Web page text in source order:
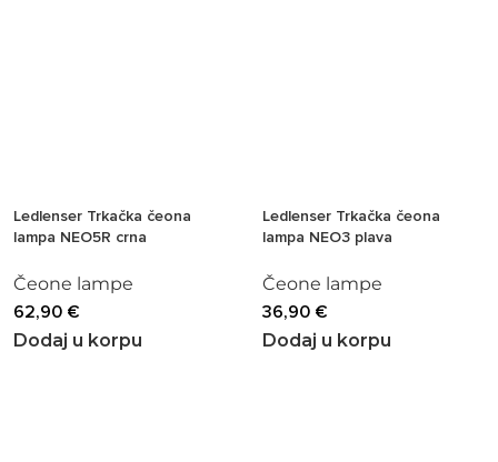
Ledlenser Trkačka čeona
lampa NEO5R crna
Čeone lampe
62,90 €
Dodaj u korpu
Ledlenser Trkačka čeona
lampa NEO3 plava
Čeone lampe
36,90 €
Dodaj u korpu